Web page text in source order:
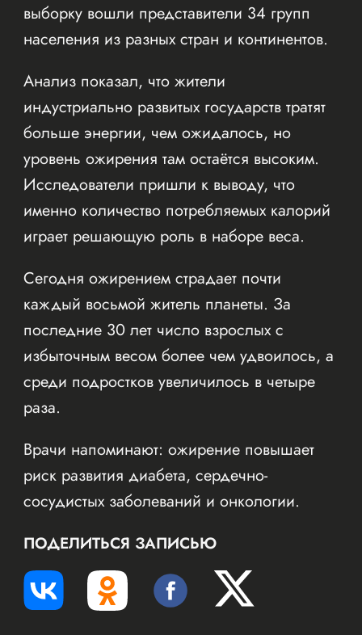
выборку вошли представители 34 групп
населения из разных стран и континентов.
Анализ показал, что жители
индустриально развитых государств тратят
больше энергии, чем ожидалось, но
уровень ожирения там остаётся высоким.
Исследователи пришли к выводу, что
именно количество потребляемых калорий
играет решающую роль в наборе веса.
Сегодня ожирением страдает почти
каждый восьмой житель планеты. За
последние 30 лет число взрослых с
избыточным весом более чем удвоилось, а
среди подростков увеличилось в четыре
раза.
Врачи напоминают: ожирение повышает
риск развития диабета, сердечно-
сосудистых заболеваний и онкологии.
ПОДЕЛИТЬСЯ ЗАПИСЬЮ